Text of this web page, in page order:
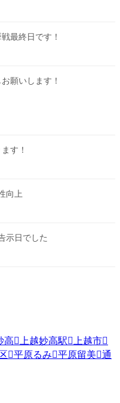
最終日です！
願いします！
す！
向上
示日でした
高 上越妙高駅
上越市
平原るみ 平原留美
通